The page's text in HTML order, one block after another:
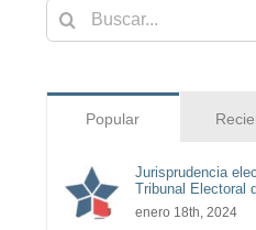
Buscar:
Popular
Jurisprudencia
Tribunal Electoral
enero 18th, 2024